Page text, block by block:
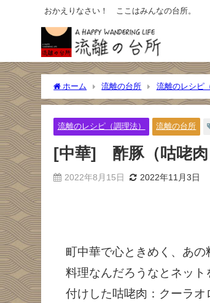
おかえりなさい！ ここはみんなの台所。
ホーム 流離の台所 流離のレシピ
流離のレシピ（調理法） 流離の台所
[中華] 酢豚（咕咾
2022年8月15日 2022年11月3日
町中華で心ときめく、あ
料理なんだろうなとネッ
付けした咕咾肉：クーラ